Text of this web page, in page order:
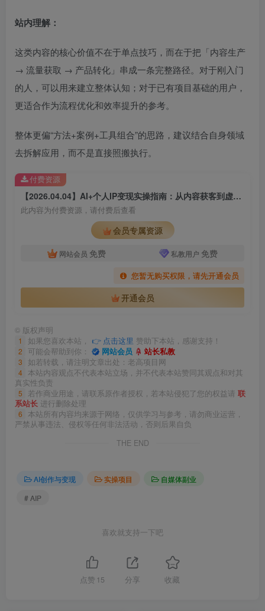
站内理解：
这类内容的核心价值不在于单点技巧，而在于把「内容生产
→ 流量获取 → 产品转化」串成一条完整路径。对于刚入门
的人，可以用来建立整体认知；对于已有项目基础的用户，
更适合作为流程优化和效率提升的参考。
整体更偏“方法+案例+工具组合”的思路，建议结合自身领域
去拆解应用，而不是直接照搬执行。
【2026.04.04】AI+个人IP变现实操指南：从内容获客到虚拟产品的一人公司玩法全路径
此内容为付费资源，请付费后查看
会员专属资源
网站会员 免费 私教用户 免费
您暂无购买权限，请先开通会员
开通会员
付费资源
© 版权声明
1 如果您喜欢本站， 👉 点击这里 赞助下本站，感谢支持！
2 可能会帮助到你： 网站会员 站长私教
3 如若转载，请注明文章出处：老高项目网
4
本站内容观点不代表本站立场，并不代表本站赞同其观点和对其
真实性负责
5 若作商业用途，请联系原作者授权，若本站侵犯了您的权益请 联
系站长 进行删除处理
6
本站所有内容均来源于网络，仅供学习与参考，请勿商业运营，
严禁从事违法、侵权等任何非法活动，否则后果自负
THE END
AI创作与变现 实操项目
自媒体副业
# AIP
喜欢就支持一下吧
点赞 15 分享 收藏